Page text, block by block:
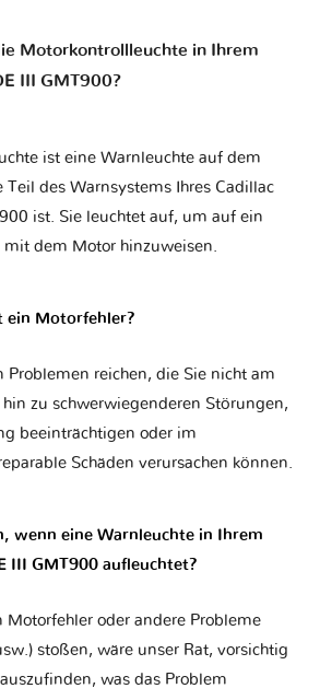
Motorkontrollleuchte in Ihrem
III GMT900?
ist eine Warnleuchte auf dem
des Warnsystems Ihres Cadillac
ist. Sie leuchtet auf, um auf ein
mit dem Motor hinzuweisen.
ein Motorfehler?
Problemen reichen, die Sie nicht am
zu schwerwiegenderen Störungen,
beeinträchtigen oder im
Schäden verursachen können.
wenn eine Warnleuchte in Ihrem
III GMT900 aufleuchtet?
Motorfehler oder andere Probleme
stoßen, wäre unser Rat, vorsichtig
was das Problem